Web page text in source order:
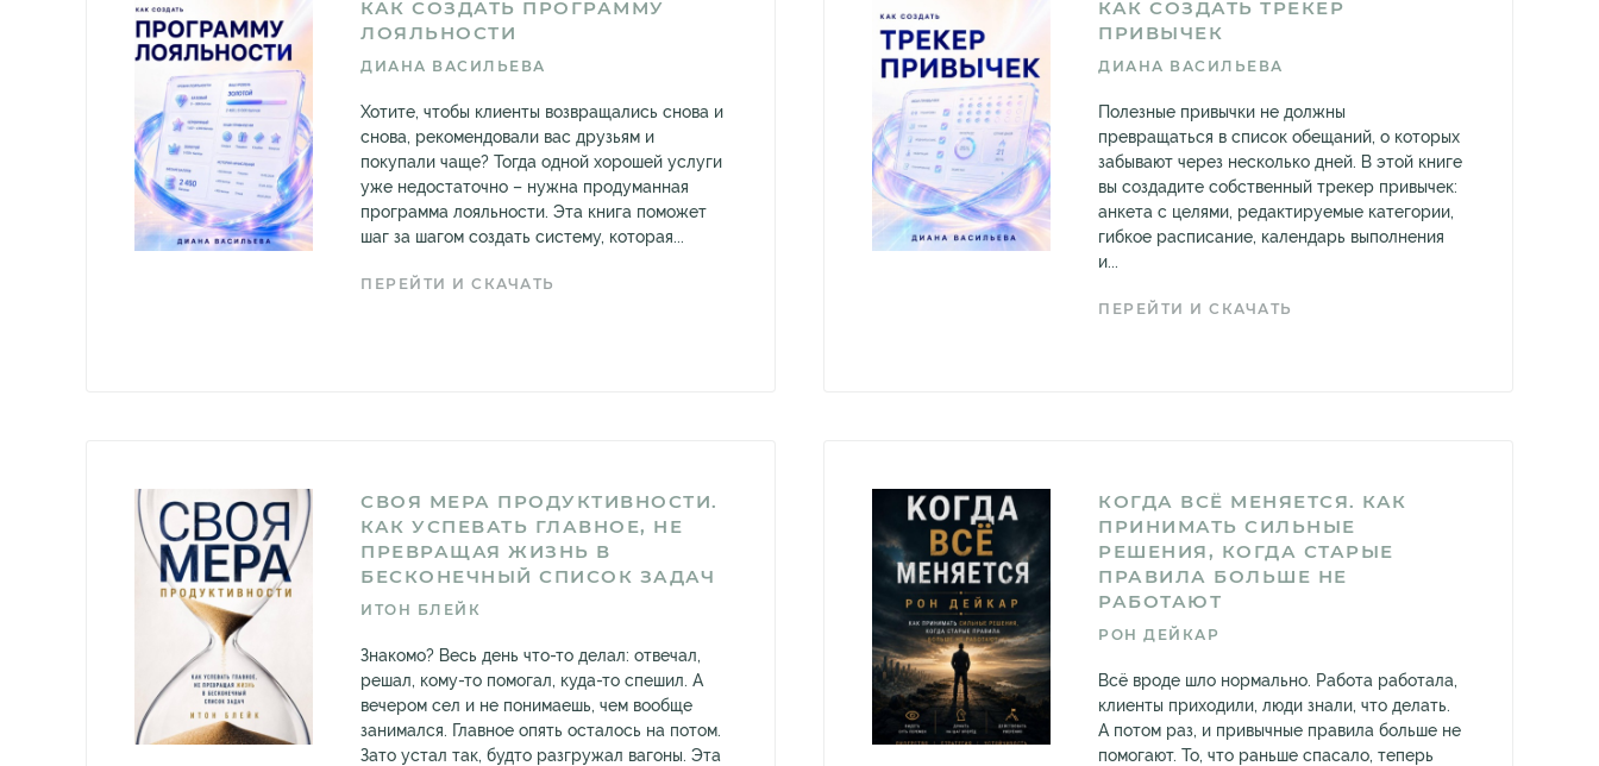
КАК СОЗДАТЬ ПРОГРАММУ
ЛОЯЛЬНОСТИ
ДИАНА ВАСИЛЬЕВА
Хотите, чтобы клиенты возвращались снова и
снова, рекомендовали вас друзьям и
покупали чаще? Тогда одной хорошей услуги
уже недостаточно – нужна продуманная
программа лояльности. Эта книга поможет
шаг за шагом создать систему, которая...
ПЕРЕЙТИ И СКАЧАТЬ
КАК СОЗДАТЬ ТРЕКЕР
ПРИВЫЧЕК
ДИАНА ВАСИЛЬЕВА
Полезные привычки не должны
превращаться в список обещаний, о которых
забывают через несколько дней. В этой книге
вы создадите собственный трекер привычек:
анкета с целями, редактируемые категории,
гибкое расписание, календарь выполнения
и...
ПЕРЕЙТИ И СКАЧАТЬ
СВОЯ МЕРА ПРОДУКТИВНОСТИ.
КАК УСПЕВАТЬ ГЛАВНОЕ, НЕ
ПРЕВРАЩАЯ ЖИЗНЬ В
БЕСКОНЕЧНЫЙ СПИСОК ЗАДАЧ
ИТОН БЛЕЙК
Знакомо? Весь день что-то делал: отвечал,
решал, кому-то помогал, куда-то спешил. А
вечером сел и не понимаешь, чем вообще
занимался. Главное опять осталось на потом.
Зато устал так, будто разгружал вагоны. Эта
КОГДА ВСЁ МЕНЯЕТСЯ. КАК
ПРИНИМАТЬ СИЛЬНЫЕ
РЕШЕНИЯ, КОГДА СТАРЫЕ
ПРАВИЛА БОЛЬШЕ НЕ
РАБОТАЮТ
РОН ДЕЙКАР
Всё вроде шло нормально. Работа работала,
клиенты приходили, люди знали, что делать.
А потом раз, и привычные правила больше не
помогают. То, что раньше спасало, теперь